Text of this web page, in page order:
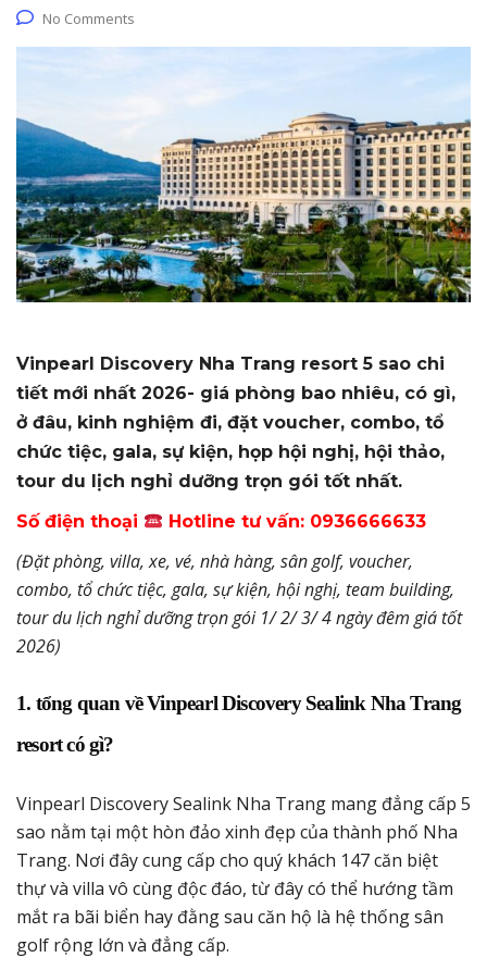
No Comments
Vinpearl Discovery Nha Trang resort 5 sao chi
tiết mới nhất 2026- giá phòng bao nhiêu, có gì,
ở đâu, kinh nghiệm đi, đặt voucher, combo, tổ
chức tiệc, gala, sự kiện, họp hội nghị, hội thảo,
tour du lịch nghỉ dưỡng trọn gói tốt nhất.
Số điện thoại
Hotline tư vấn: 0936666633
(Đặt phòng, villa, xe, vé, nhà hàng, sân golf, voucher,
combo, tổ chức tiệc, gala, sự kiện, hội nghị, team building,
tour du lịch nghỉ dưỡng trọn gói 1/ 2/ 3/ 4 ngày đêm giá tốt
2026)
1. tổng quan về Vinpearl Discovery Sealink Nha Trang
resort có gì?
Vinpearl Discovery Sealink Nha Trang mang đẳng cấp 5
sao nằm tại một hòn đảo xinh đẹp của thành phố Nha
Trang. Nơi đây cung cấp cho quý khách 147 căn biệt
thự và villa vô cùng độc đáo, từ đây có thể hướng tầm
mắt ra bãi biển hay đằng sau căn hộ là hệ thống sân
golf rộng lớn và đẳng cấp.